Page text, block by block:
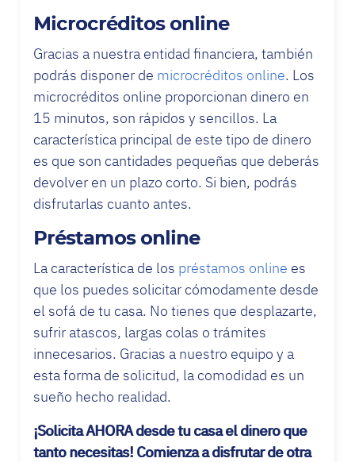
Microcréditos online
Gracias a nuestra entidad financiera, también
podrás disponer de microcréditos online. Los
microcréditos online proporcionan dinero en
15 minutos, son rápidos y sencillos. La
característica principal de este tipo de dinero
es que son cantidades pequeñas que deberás
devolver en un plazo corto. Si bien, podrás
disfrutarlas cuanto antes.
Préstamos online
La característica de los préstamos online es
que los puedes solicitar cómodamente desde
el sofá de tu casa. No tienes que desplazarte,
sufrir atascos, largas colas o trámites
innecesarios. Gracias a nuestro equipo y a
esta forma de solicitud, la comodidad es un
sueño hecho realidad.
¡Solicita AHORA desde tu casa el dinero que
tanto necesitas! Comienza a disfrutar de otra